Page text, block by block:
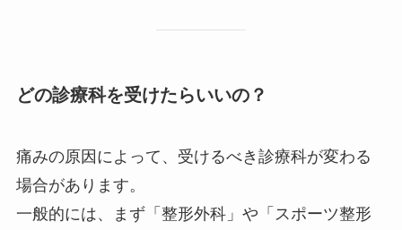
どの診療科を受けたらいいの？
痛みの原因によって、受けるべき診療科が変わる
場合があります。
一般的には、まず「整形外科」や「スポーツ整形